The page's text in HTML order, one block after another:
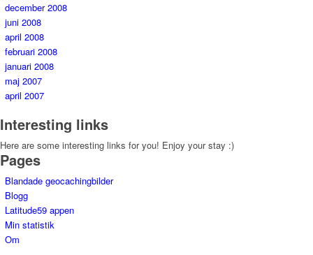
december 2008
juni 2008
april 2008
februari 2008
januari 2008
maj 2007
april 2007
Interesting links
Here are some interesting links for you! Enjoy your stay :)
Pages
Blandade geocachingbilder
Blogg
Latitude59 appen
Min statistik
Om